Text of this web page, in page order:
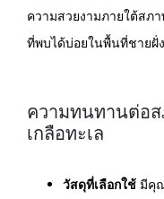
ความสวยงามภายใต้สภ
ที่พบได้บ่อยในพื้นที่ชายฝั่
ความทนทานต่อ
เกลือทะเล
วัสดุที่เลือกใช้ มีคุ